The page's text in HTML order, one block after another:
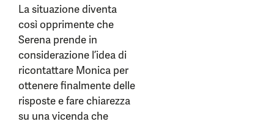
La situazione diventa
così opprimente che
Serena prende in
considerazione l’idea di
ricontattare Monica per
ottenere finalmente delle
risposte e fare chiarezza
su una vicenda che